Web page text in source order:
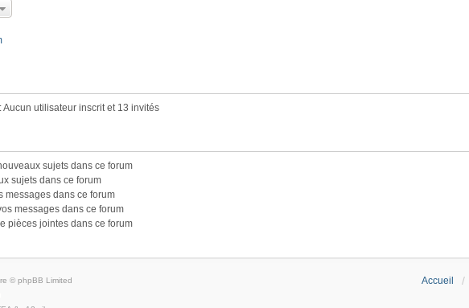
utilisateur inscrit et 13 invités
sujets dans ce forum
sujets dans ce forum
messages dans ce forum
messages dans ce forum
pièces jointes dans ce forum
Accueil
© phpBB Limited